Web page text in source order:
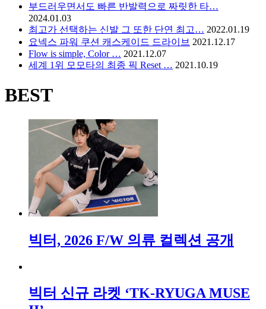
부드러우면서도 빠른 반발력으로 짜릿한 타…
2024.01.03
최고가 선택하는 신발 그 또한 단연 최고… 2022.01.19
요넥스 파워 쿠션 캐스케이드 드라이브 2021.12.17
Flow is simple, Color … 2021.12.07
세계 1위 모모타의 최종 픽 Reset … 2021.10.19
BEST
빅터, 2026 F/W 의류 컬렉션 공개
빅터 신규 라켓 ‘TK-RYUGA MUSE